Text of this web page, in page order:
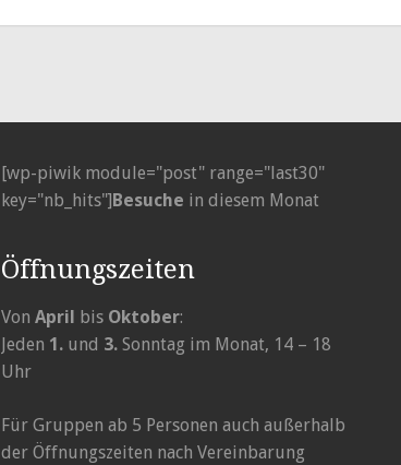
[wp-piwik module="post" range="last30"
key="nb_hits"]Besuche in diesem Monat
Öffnungszeiten
Von April bis Oktober:
Jeden 1. und 3. Sonntag im Monat, 14 – 18
Uhr
Für Gruppen ab 5 Personen auch außerhalb
der Öffnungszeiten nach Vereinbarung